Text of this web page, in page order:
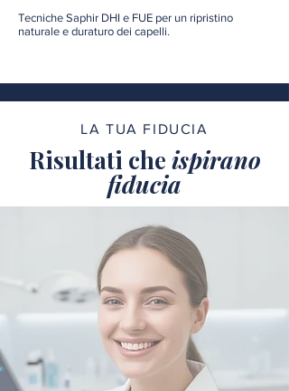
Tecniche Saphir DHI e FUE per un ripristino
naturale e duraturo dei capelli.
LA TUA FIDUCIA
Risultati che ispirano
fiducia